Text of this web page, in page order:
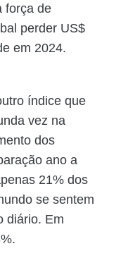
força de
perder US$
em 2024.
índice que
vez na
dos
ano a
21% dos
se sentem
diário. Em